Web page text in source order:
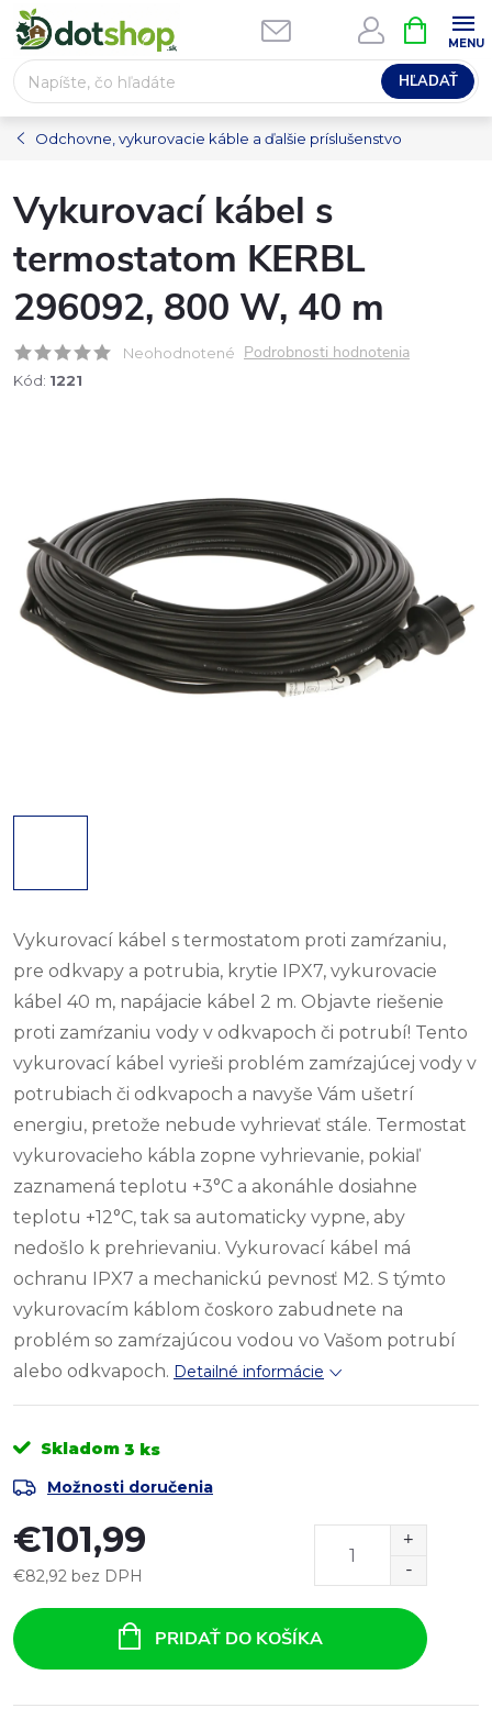
Prejsť
na
obsah
HĽADAŤ
KOŠÍK
Odchovne, vykurovacie káble a ďalšie príslušenstvo
Vykurovací kábel s
termostatom KERBL
296092, 800 W, 40 m
Neohodnotené Podrobnosti hodnotenia
Kód: 1221
Vykurovací kábel s termostatom proti zamŕzaniu,
pre odkvapy a potrubia, krytie IPX7, vykurovacie
kábel 40 m, napájacie kábel 2 m. Objavte riešenie
proti zamŕzaniu vody v odkvapoch či potrubí! Tento
vykurovací kábel vyrieši problém zamŕzajúcej vody v
potrubiach či odkvapoch a navyše Vám ušetrí
energiu, pretože nebude vyhrievať stále. Termostat
vykurovacieho kábla zopne vyhrievanie, pokiaľ
zaznamená teplotu +3°C a akonáhle dosiahne
teplotu +12°C, tak sa automaticky vypne, aby
nedošlo k prehrievaniu. Vykurovací kábel má
ochranu IPX7 a mechanickú pevnosť M2. S týmto
vykurovacím káblom čoskoro zabudnete na
problém so zamŕzajúcou vodou vo Vašom potrubí
alebo odkvapoch. Detailné informácie
Skladom 3 ks
Možnosti doručenia
€101,99
€82,92 bez DPH
cena:
PRIDAŤ DO KOŠÍKA